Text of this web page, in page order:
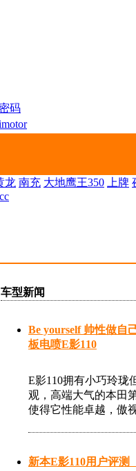
码
龙 南充 大地鹰王350 上牌
车型新闻
Be yourself 帅性做自
板电喷E影110
E影110拥有小巧玲珑
观，高端大气的本田
使得它性能卓越，傲
新本E影110用户评测